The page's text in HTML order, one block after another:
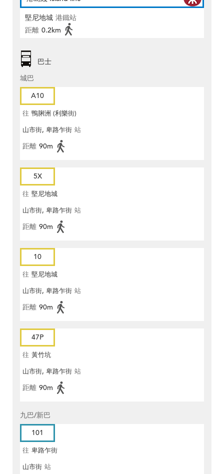
堅尼地城 港鐵站
距離 0.2km
巴士
城巴
A10
往 鴨脷洲 (利樂街)
山市街, 卑路乍街 站
距離 90m
5X
往 堅尼地城
山市街, 卑路乍街 站
距離 90m
10
往 堅尼地城
山市街, 卑路乍街 站
距離 90m
47P
往 黃竹坑
山市街, 卑路乍街 站
距離 90m
九巴/新巴
101
往 卑路乍街
山市街 站